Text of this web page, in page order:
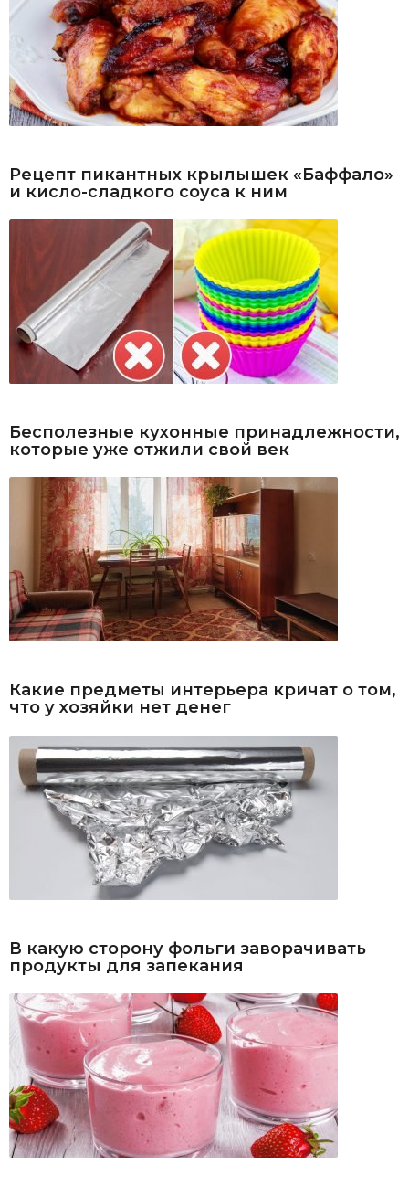
Рецепт пикантных крылышек «Баффало»
и кисло-сладкого соуса к ним
Бесполезные кухонные принадлежности,
которые уже отжили свой век
Какие предметы интерьера кричат о том,
что у хозяйки нет денег
В какую сторону фольги заворачивать
продукты для запекания